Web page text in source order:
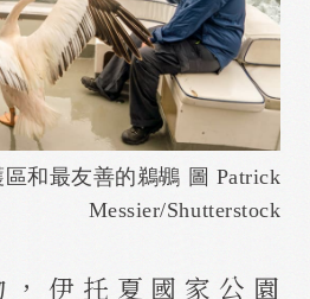
和最友善的鵜鶘 圖 Patrick
Messier/Shutterstock
伊托夏國家公園